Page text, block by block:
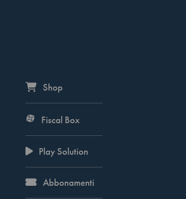
Shop
Fiscal Box
Play Solution
Abbonamenti